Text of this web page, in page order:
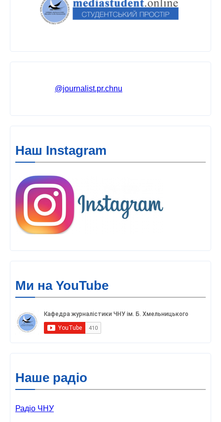
@journalist.pr.chnu
Наш Instagram
Ми на YouTube
Наше радіо
Радіо ЧНУ